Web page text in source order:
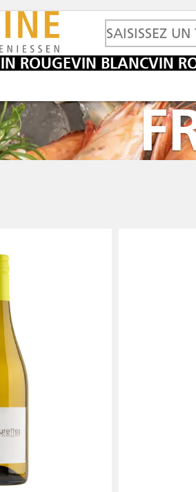
ROUGEVIN BLANCVIN